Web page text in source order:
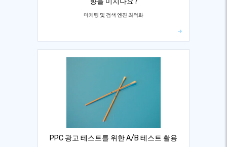
마케팅 및 검색 엔진 최적화
PPC 광고 테스트를 위한 A/B 테스트 활용